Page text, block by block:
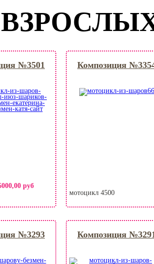
№3501
руб
Композиция
мотоцикл 4500
№3293 Композиция